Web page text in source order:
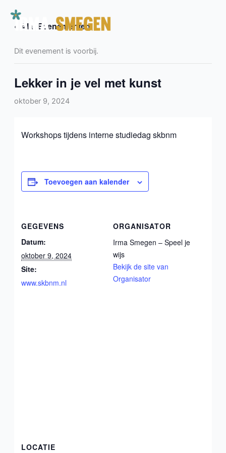
naar
« Alle Evenementen
Dit evenement is voorbij.
Lekker in je vel met kunst
oktober 9, 2024
Workshops tijdens interne studiedag skbnm
Toevoegen aan kalender
GEGEVENS
Datum:
oktober 9, 2024
Site:
www.skbnm.nl
ORGANISATOR
Irma Smegen – Speel je
wijs
Bekijk de site van
Organisator
LOCATIE